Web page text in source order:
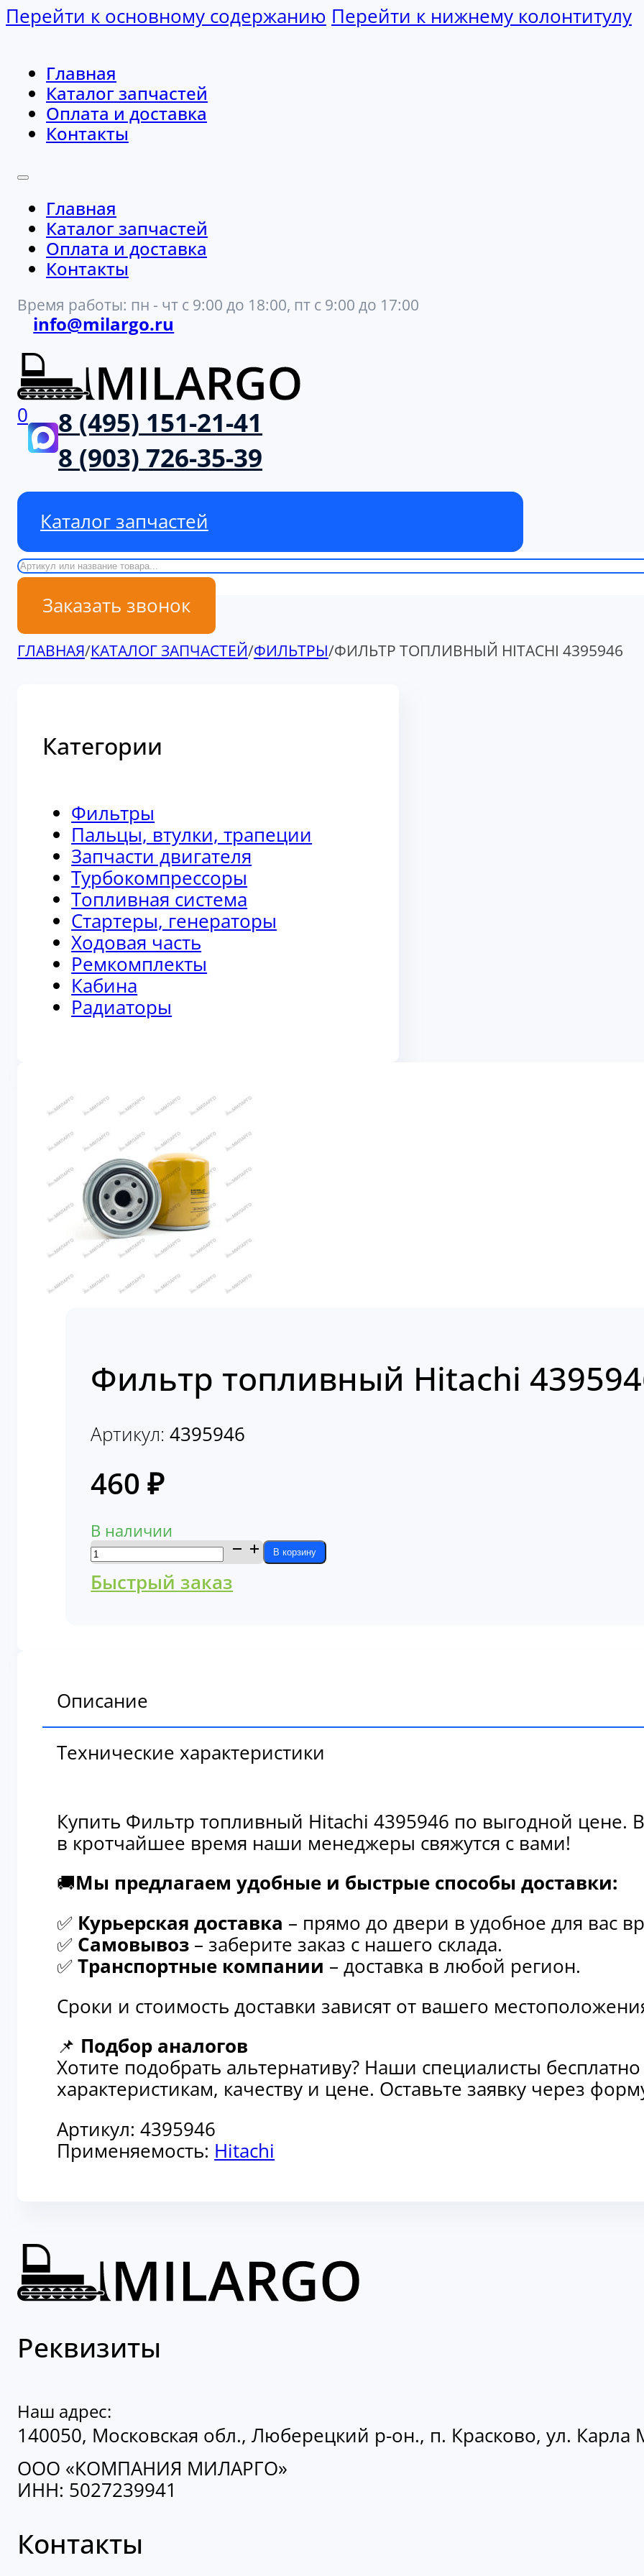
Перейти к основному содержанию Перейти к нижнему колонтитулу
Главная
Каталог запчастей
Оплата и доставка
Контакты
Главная
Каталог запчастей
Оплата и доставка
Контакты
Время работы: пн - чт с 9:00 до 18:00, пт с 9:00 до 17:00
info@milargo.ru
0
8 (495) 151-21-41
8 (903) 726-35-39
Каталог запчастей
Поиск
Заказать звонок
ГЛАВНАЯ/КАТАЛОГ ЗАПЧАСТЕЙ/ФИЛЬТРЫ/ФИЛЬТР ТОПЛИВНЫЙ HITACHI 4395946
Категории
Фильтры
Пальцы, втулки, трапеции
Запчасти двигателя
Турбокомпрессоры
Топливная система
Стартеры, генераторы
Ходовая часть
Ремкомплекты
Кабина
Радиаторы
Фильтр топливный Hitachi
Артикул:4395946
460₽
В наличии
Количество
товара
Фильтр
В корзину
Быстрый заказ
Описание
Технические характеристики
Купить Фильтр топливный Hitachi 4395946 по выгодной цене.
в кротчайшее время наши менеджеры свяжутся с вами!
🚚Мы предлагаем удобные и быстрые способы доставки:
✅ Курьерская доставка – прямо до двери в удобное для вас
✅ Самовывоз – заберите заказ с нашего склада.
✅ Транспортные компании – доставка в любой регион.
Сроки и стоимость доставки зависят от вашего
📌 Подбор аналогов
Хотите подобрать альтернативу? Наши специалисты
характеристикам, качеству и цене. Оставьте заявку через
Артикул:4395946
Применяемость: Hitachi
Реквизиты
Наш адрес:
140050, Московская обл., Люберецкий р-он., п. Красково, ул. Карла
ООО «КОМПАНИЯ МИЛАРГО»
ИНН: 5027239941
Контакты